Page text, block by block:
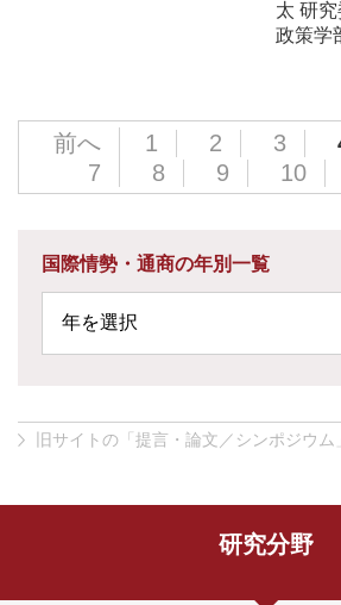
太 研
政策学
前へ 1 2 3
7
8 9 10
国際情勢・通商の年別一覧
旧サイトの「提言・論文／シンポジウム
研究分野